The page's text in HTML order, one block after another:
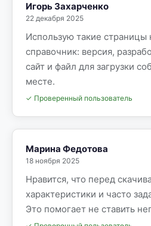
Игорь Захарченко
22 декабря 2025
Использую такие страницы
справочник: версия,
сайт и файл для загрузки
месте.
✓ Проверенный пользователь
Марина Федотова
18 ноября 2025
Нравится, что перед
характеристики и часто
Это помогает не ставить